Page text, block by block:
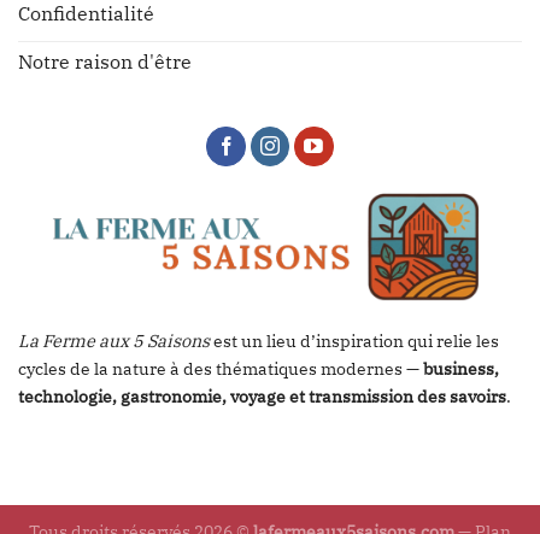
Confidentialité
Notre raison d'être
La Ferme aux 5 Saisonsest un lieu d’inspiration qui relie les
cycles de la nature à des thématiques modernes —business,
technologie, gastronomie, voyage et transmission des savoirs.